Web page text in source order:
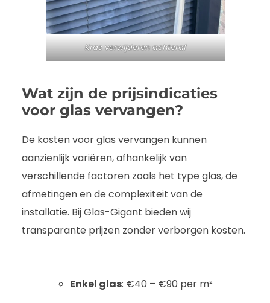
Kras verwijderen achteraf
Wat zijn de prijsindicaties
voor glas vervangen?
De kosten voor glas vervangen kunnen
aanzienlijk variëren, afhankelijk van
verschillende factoren zoals het type glas, de
afmetingen en de complexiteit van de
installatie. Bij Glas-Gigant bieden wij
transparante prijzen zonder verborgen kosten.
Enkel glas: €40 – €90 per m²